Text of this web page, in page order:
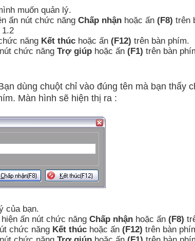
muốn quản lý.
ấn nút chức năng Chấp nhận hoặc ấn (F8) trên
năng Kết thúc hoặc ấn (F12) trên bàn phím.
chức năng Trợ giúp hoặc ấn (F1) trên bàn
dùng chuột chỉ vào đúng tên mà bạn thấy
Màn hình sẽ hiện thị ra :
của bạn.
ấn nút chức năng Chấp nhận hoặc ấn (F8)
chức năng Kết thúc hoặc ấn (F12) trên bàn